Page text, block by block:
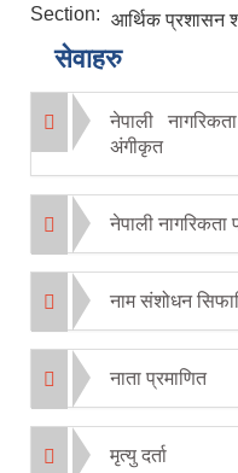
Section: आर्थिक प्रशासन
सेवाहरु
नेपाली
अंगीकृत
नेपाली
नाम संशोधन
नाता प्रमाणित
मृत्यु दर्ता